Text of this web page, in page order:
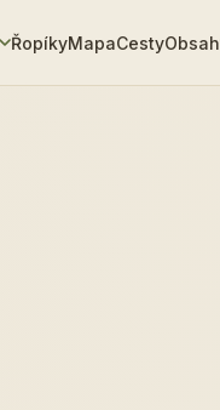
ŘopíkyMapaCestyObsah